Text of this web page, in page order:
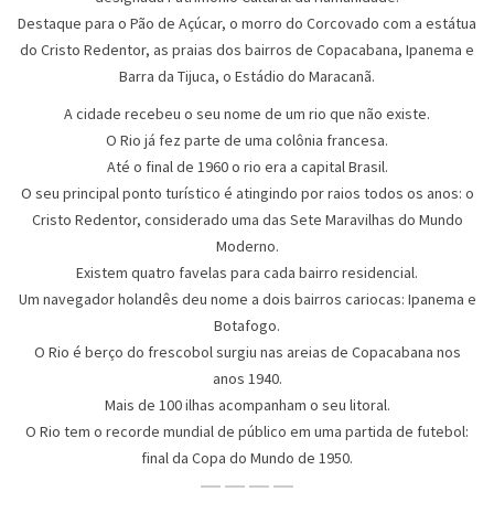
Destaque para o Pão de Açúcar, o morro do Corcovado com a estátua
do Cristo Redentor, as praias dos bairros de Copacabana, Ipanema e
Barra da Tijuca, o Estádio do Maracanã.
A cidade recebeu o seu nome de um rio que não existe.
O Rio já fez parte de uma colônia francesa.
Até o final de 1960 o rio era a capital Brasil.
O seu principal ponto turístico é atingindo por raios todos os anos: o
Cristo Redentor, considerado uma das Sete Maravilhas do Mundo
Moderno.
Existem quatro favelas para cada bairro residencial.
Um navegador holandês deu nome a dois bairros cariocas: Ipanema e
Botafogo.
O Rio é berço do frescobol surgiu nas areias de Copacabana nos
anos 1940.
Mais de 100 ilhas acompanham o seu litoral.
O Rio tem o recorde mundial de público em uma partida de futebol:
final da Copa do Mundo de 1950.